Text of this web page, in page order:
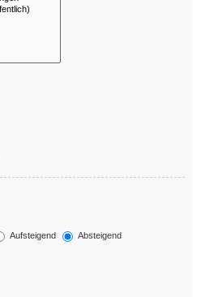
Aufsteigend
Absteigend